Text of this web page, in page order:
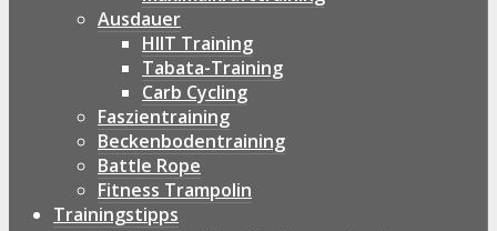
Ausdauer
HIIT Training
Tabata-Training
Carb Cycling
Faszientraining
Beckenbodentraining
Battle Rope
Fitness Trampolin
Trainingstipps